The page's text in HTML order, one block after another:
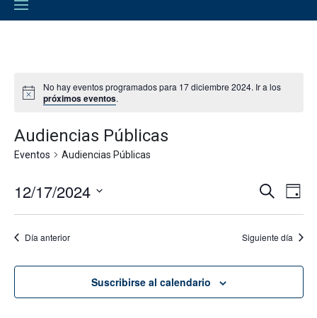
No hay eventos programados para 17 diciembre 2024. Ir a los
próximos eventos.
Audiencias Públicas
Eventos Audiencias Públicas
de
vistas
de
Buscar
de
Día
12/17/2024
Día anterior Siguiente día
Suscribirse al calendario